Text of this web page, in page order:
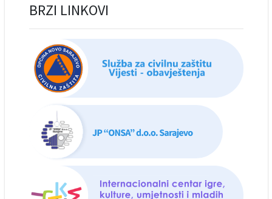
BRZI LINKOVI